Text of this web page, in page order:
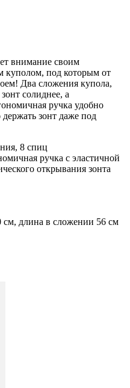
внимание своим
под которым от
Два сложения купола,
солиднее, а
ручка удобно
зонт даже под
8 спиц
ручка с эластичной
открывания зонта
см, длина в сложении 56 см